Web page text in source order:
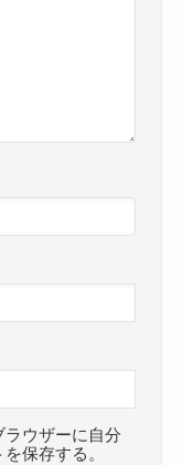
ウザーに自分
保存する。